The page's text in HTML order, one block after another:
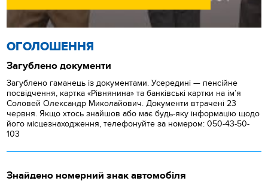
ОГОЛОШЕННЯ
Загублено документи
Загублено гаманець із документами. Усередині — пенсійне
посвідчення, картка «Рівнянина» та банківські картки на ім’я
Соловей Олександр Миколайович. Документи втрачені 23
червня. Якщо хтось знайшов або має будь-яку інформацію щодо
його місцезнаходження, телефонуйте за номером: 050-43-50-
103
Знайдено номерний знак автомобіля